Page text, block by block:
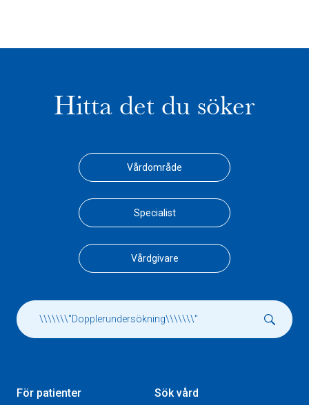
Hitta det du söker
Vårdområde
Specialist
Vårdgivare
För patienter
Sök vård